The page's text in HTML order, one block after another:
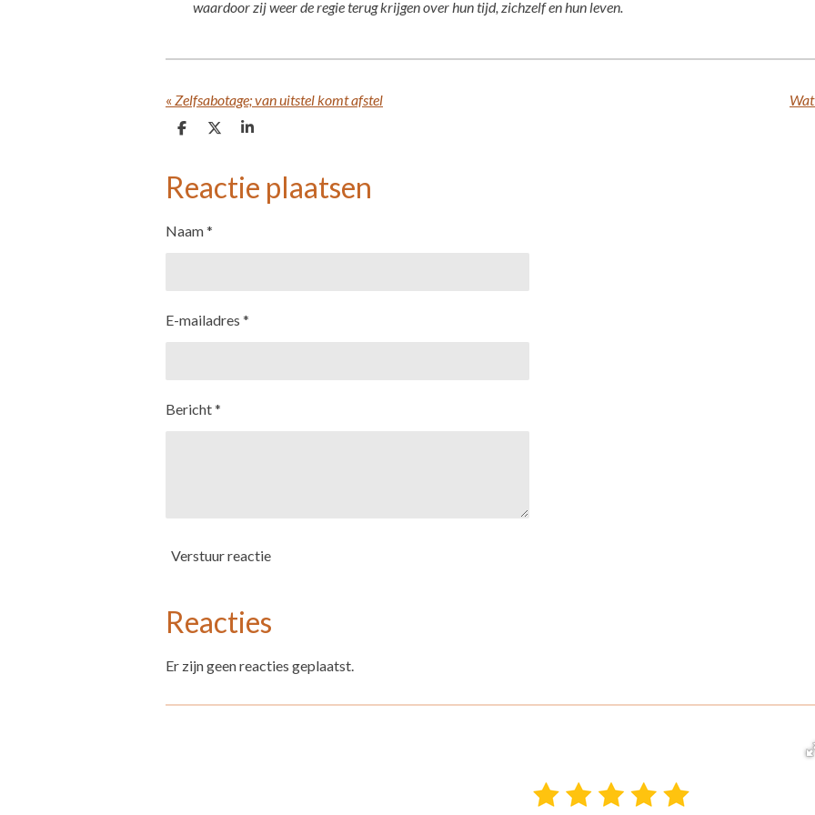
waardoor zij weer de regie terug krijgen over hun tijd, zichzelf en hun leven.
« Zelfsabotage; van uitstel komt afstel
D
e
n
D
S
e
Reactie plaatsen
Naam *
E-mailadres *
Bericht *
Verstuur reactie
Reacties
Er zijn geen reacties geplaatst.